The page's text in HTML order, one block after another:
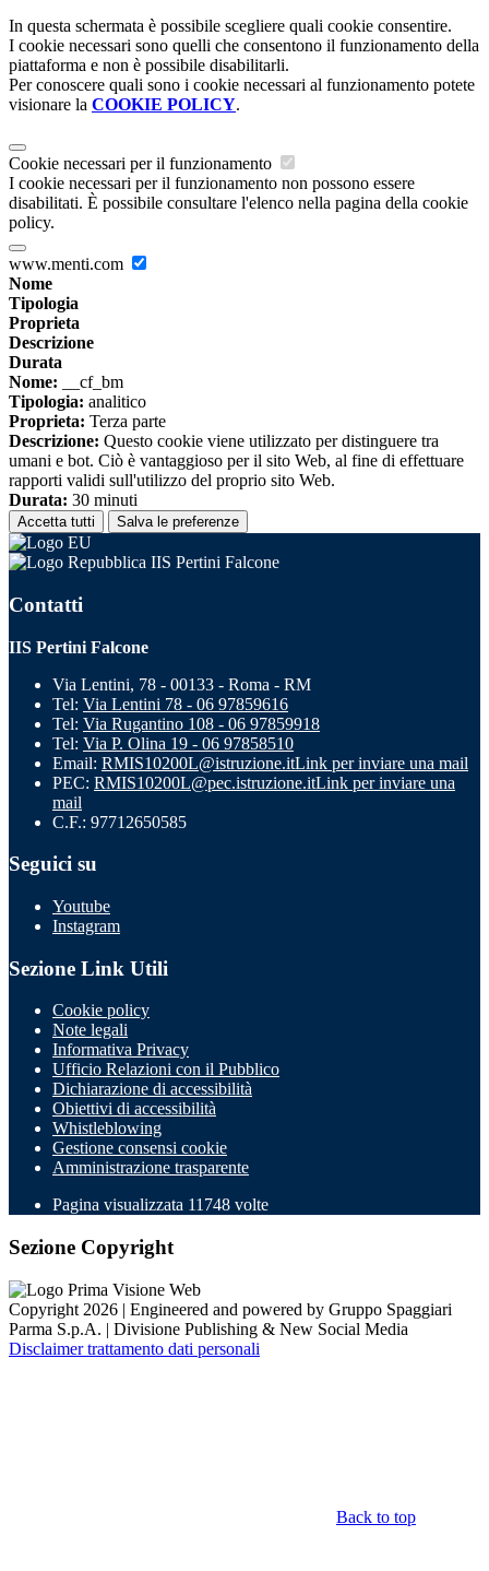
In questa schermata è possibile scegliere quali cookie consentire.
I cookie necessari sono quelli che consentono il funzionamento della
piattaforma e non è possibile disabilitarli.
Per conoscere quali sono i cookie necessari al funzionamento potete
visionare la COOKIE POLICY.
Cookie necessari per il funzionamento
I cookie necessari per il funzionamento non possono essere
disabilitati. È possibile consultare l'elenco nella pagina della cookie
policy.
www.menti.com
Nome
Tipologia
Proprieta
Descrizione
Durata
Nome: __cf_bm
Tipologia: analitico
Proprieta: Terza parte
Descrizione: Questo cookie viene utilizzato per distinguere tra
umani e bot. Ciò è vantaggioso per il sito Web, al fine di effettuare
rapporti validi sull'utilizzo del proprio sito Web.
Durata: 30 minuti
Accetta tutti Salva le preferenze
IIS Pertini Falcone
Contatti
IIS Pertini Falcone
Via Lentini, 78 - 00133 - Roma - RM
Tel: Via Lentini 78 - 06 97859616
Tel: Via Rugantino 108 - 06 97859918
Tel: Via P. Olina 19 - 06 97858510
Email: RMIS10200L@istruzione.itLink per inviare una mail
PEC: RMIS10200L@pec.istruzione.itLink per inviare una
mail
C.F.: 97712650585
Seguici su
Youtube
Instagram
Sezione Link Utili
Cookie policy
Note legali
Informativa Privacy
Ufficio Relazioni con il Pubblico
Dichiarazione di accessibilità
Obiettivi di accessibilità
Whistleblowing
Gestione consensi cookie
Amministrazione trasparente
Pagina visualizzata 11748 volte
Sezione Copyright
Copyright 2026 | Engineered and powered by Gruppo Spaggiari
Parma S.p.A. | Divisione Publishing & New Social Media
Disclaimer trattamento dati personali
Back to top